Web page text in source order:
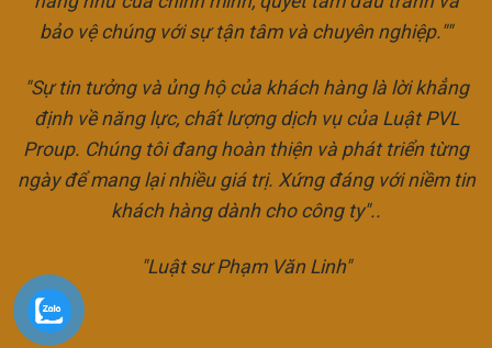
bảo vệ chúng với sự tận tâm và chuyên nghiệp.""
"Sự tin tưởng và ủng hộ của khách hàng là lời khẳng
định về năng lực, chất lượng dịch vụ của Luật PVL
Proup. Chúng tôi đang hoàn thiện và phát triển từng
ngày để mang lại nhiều giá trị. Xứng đáng với niềm tin
khách hàng dành cho công ty"..
"Luật sư Phạm Văn Linh"